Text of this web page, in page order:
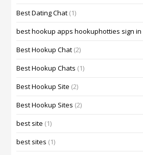
Best Dating Chat (1)
best hookup apps hookuphotties sign in
Best Hookup Chat (2)
Best Hookup Chats (1)
Best Hookup Site (2)
Best Hookup Sites (2)
best site (1)
best sites (1)